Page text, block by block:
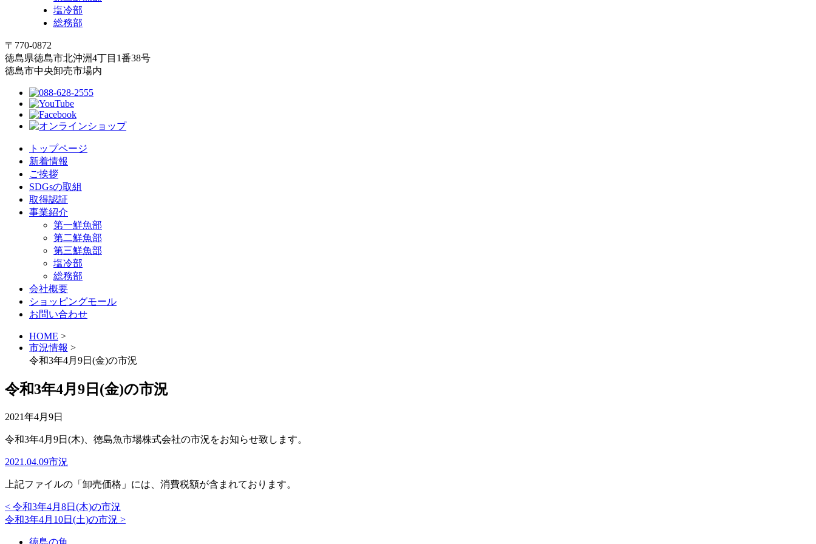
塩冷部
総務部
〒770-0872
徳島県徳島市北沖洲4丁目1番38号
徳島市中央卸売市場内
トップページ
新着情報
ご挨拶
SDGsの取組
取得認証
事業紹介
第一鮮魚部
第二鮮魚部
第三鮮魚部
塩冷部
総務部
会社概要
ショッピングモール
お問い合わせ
HOME >
市況情報 >
令和3年4月9日(金)の市況
令和3年4月9日(金)の市況
2021年4月9日
令和3年4月9日(木)、徳島魚市場株式会社の市況をお知らせ致します。
2021.04.09市況
上記ファイルの「卸売価格」には、消費税額が含まれております。
< 令和3年4月8日(木)の市況
令和3年4月10日(土)の市況 >
徳島の魚